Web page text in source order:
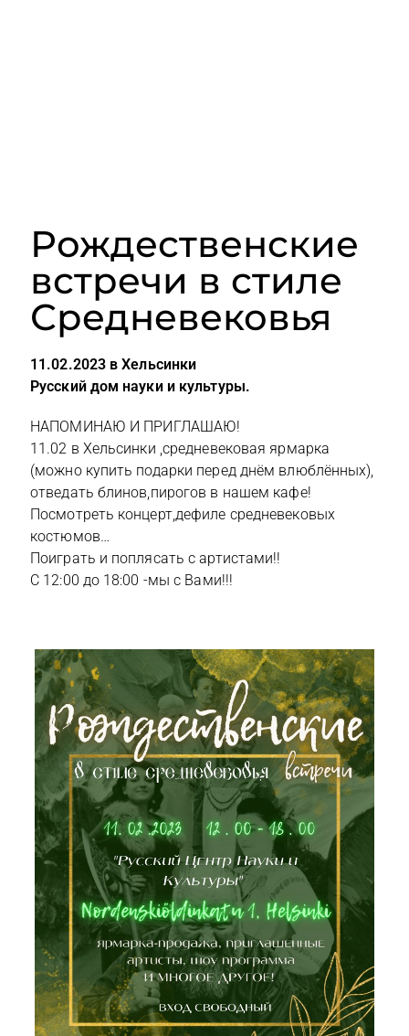
Рождественские
встречи в стиле
Средневековья
11.02.2023 в Хельсинки
Русский дом науки и культуры.
НАПОМИНАЮ И ПРИГЛАШАЮ!
11.02 в Хельсинки ,средневековая ярмарка
(можно купить подарки перед днём влюблённых),
отведать блинов,пирогов в нашем кафе!
Посмотреть концерт,дефиле средневековых
костюмов…
Поиграть и поплясать с артистами!!
С 12:00 до 18:00 -мы с Вами!!!